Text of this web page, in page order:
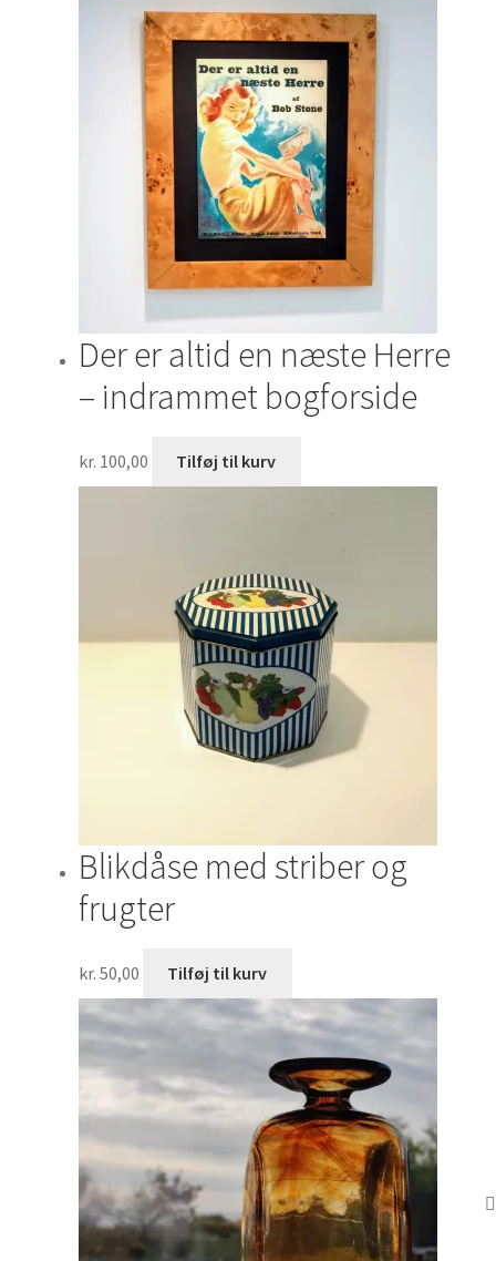
Der er altid en næste Herre
– indrammet bogforside
kr. 100,00 Tilføj til kurv
Blikdåse med striber og
frugter
kr. 50,00 Tilføj til kurv